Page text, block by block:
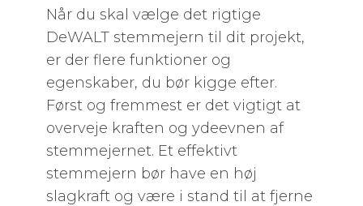
Når du skal vælge det rigtige
DeWALT stemmejern til dit projekt,
er der flere funktioner og
egenskaber, du bør kigge efter.
Først og fremmest er det vigtigt at
overveje kraften og ydeevnen af
stemmejernet. Et effektivt
stemmejern bør have en høj
slagkraft og være i stand til at fjerne